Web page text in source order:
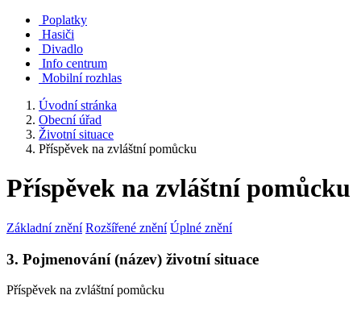
Poplatky
Hasiči
Divadlo
Info centrum
Mobilní rozhlas
Úvodní stránka
Obecní úřad
Životní situace
Příspěvek na zvláštní pomůcku
Příspěvek na zvláštní pomůcku
Základní znění Rozšířené znění Úplné znění
3. Pojmenování (název) životní situace
Příspěvek na zvláštní pomůcku